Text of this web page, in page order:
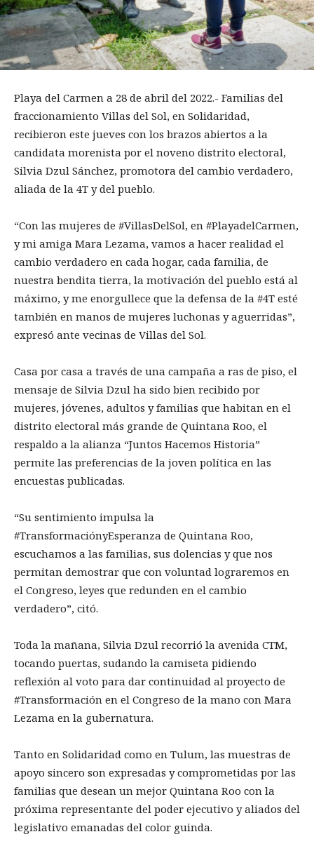
Playa del Carmen a 28 de abril del 2022.- Familias del
fraccionamiento Villas del Sol, en Solidaridad,
recibieron este jueves con los brazos abiertos a la
candidata morenista por el noveno distrito electoral,
Silvia Dzul Sánchez, promotora del cambio verdadero,
aliada de la 4T y del pueblo.
“Con las mujeres de #VillasDelSol, en #PlayadelCarmen,
y mi amiga Mara Lezama, vamos a hacer realidad el
cambio verdadero en cada hogar, cada familia, de
nuestra bendita tierra, la motivación del pueblo está al
máximo, y me enorgullece que la defensa de la #4T esté
también en manos de mujeres luchonas y aguerridas”,
expresó ante vecinas de Villas del Sol.
Casa por casa a través de una campaña a ras de piso, el
mensaje de Silvia Dzul ha sido bien recibido por
mujeres, jóvenes, adultos y familias que habitan en el
distrito electoral más grande de Quintana Roo, el
respaldo a la alianza “Juntos Hacemos Historia”
permite las preferencias de la joven política en las
encuestas publicadas.
“Su sentimiento impulsa la
#TransformaciónyEsperanza de Quintana Roo,
escuchamos a las familias, sus dolencias y que nos
permitan demostrar que con voluntad lograremos en
el Congreso, leyes que redunden en el cambio
verdadero”, citó.
Toda la mañana, Silvia Dzul recorrió la avenida CTM,
tocando puertas, sudando la camiseta pidiendo
reflexión al voto para dar continuidad al proyecto de
#Transformación en el Congreso de la mano con Mara
Lezama en la gubernatura.
Tanto en Solidaridad como en Tulum, las muestras de
apoyo sincero son expresadas y comprometidas por las
familias que desean un mejor Quintana Roo con la
próxima representante del poder ejecutivo y aliados del
legislativo emanadas del color guinda.